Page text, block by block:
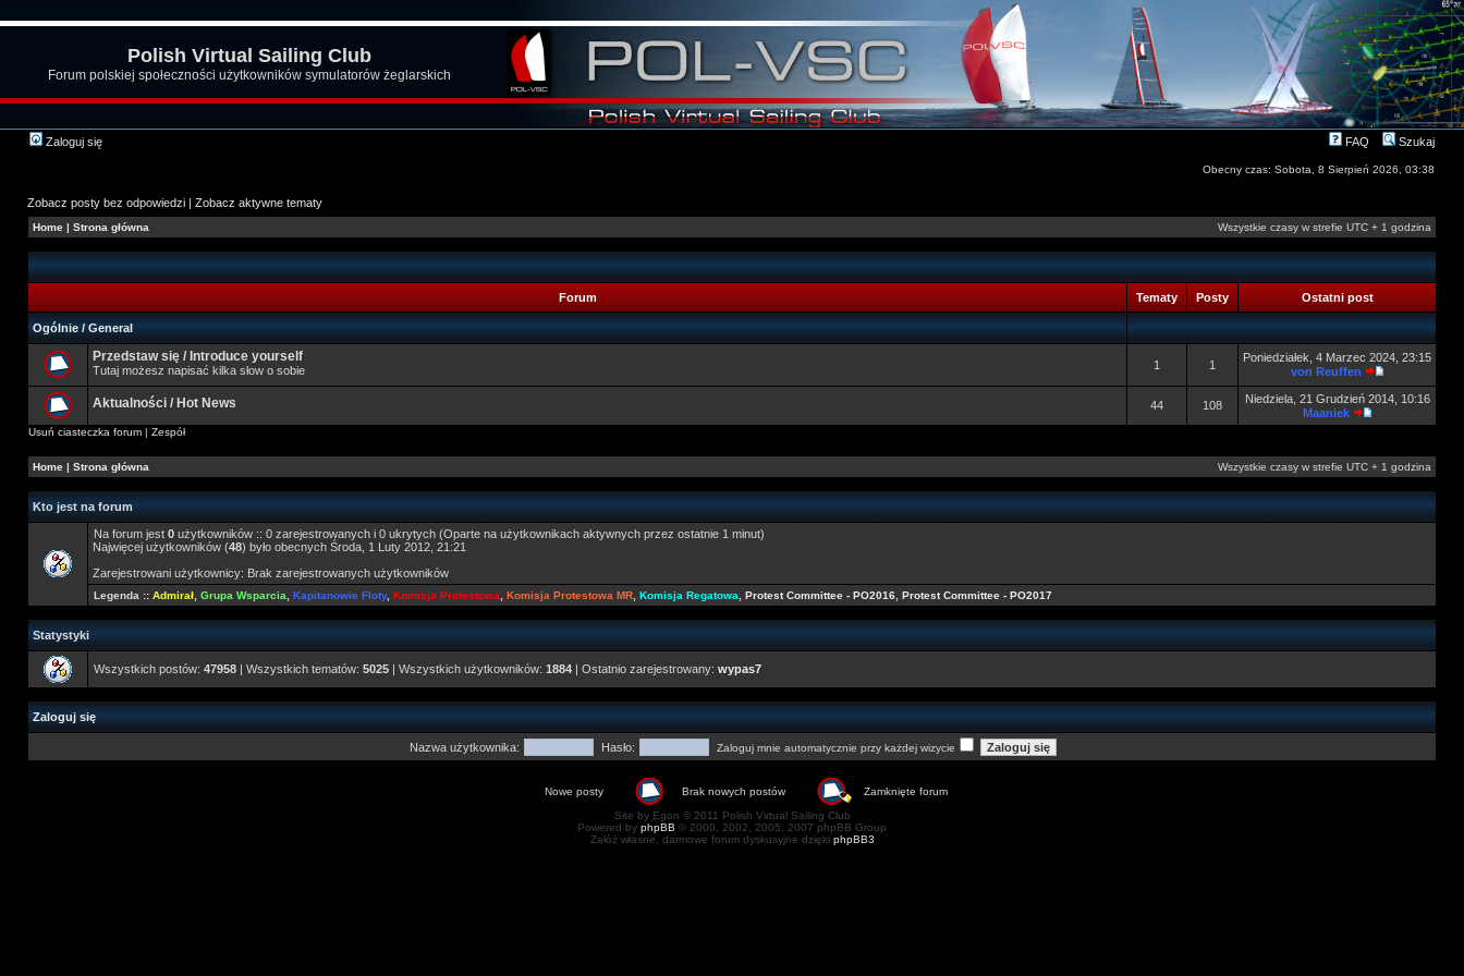
Polish Virtual Sailing Club
Forum polskiej społeczności użytkowników symulatorów żeglarskich
Zaloguj się FAQ Szukaj
Obecny czas: Sobota, 8 Sierpień 2026, 03:38
Zobacz posty bez odpowiedzi | Zobacz aktywne tematy
Home | Strona główna Wszystkie czasy w strefie UTC + 1 godzina
Forum Tematy Posty Ostatni post
Ogólnie / General
Przedstaw się / Introduce yourself
Tutaj możesz napisać kilka słow o sobie 1 1
Poniedziałek, 4 Marzec 2024, 23:15
von Reuffen
Aktualności / Hot News 44 108
Niedziela, 21 Grudzień 2014, 10:16
Maaniek
Usuń ciasteczka forum | Zespół
Home | Strona główna Wszystkie czasy w strefie UTC + 1 godzina
Kto jest na forum
Na forum jest 0 użytkowników :: 0 zarejestrowanych i 0 ukrytych (Oparte na użytkownikach aktywnych przez ostatnie 1 minut)
Najwięcej użytkowników (48) było obecnych Środa, 1 Luty 2012, 21:21
Zarejestrowani użytkownicy: Brak zarejestrowanych użytkowników
Legenda :: Admirał Grupa Wsparcia Kapitanowie Floty, Komisja Protestowa Komisja Protestowa MR Komisja Regatowa Protest Committee - PO2016 Protest Committee - PO2017
Statystyki
Wszystkich postów: 47958 | Wszystkich tematów: 5025 | Wszystkich użytkowników: 1884 | Ostatnio zarejestrowany: wypas7
Zaloguj się
Nazwa użytkownika: Hasło: Zaloguj mnie automatycznie przy każdej wizycie
Nowe posty Brak nowych postów
Zamknięte forum
Site by Egon © 2011 Polish Virtual Sailing Club
Powered by phpBB © 2000, 2002, 2005, 2007 phpBB Group
Załóż własne, darmowe forum dyskusyjne dzięki phpBB3